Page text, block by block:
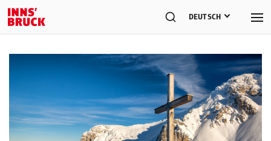
DEUTSCH